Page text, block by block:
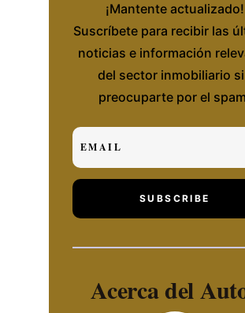
¡Mantente actualizado!
Suscríbete para recibir las
noticias e información
del sector inmobiliario
preocuparte por el
SUBSCRIBE
Acerca del